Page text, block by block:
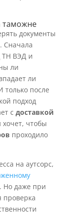
таможне
документы
Сначала
ТН ВЭД и
ли
ли
только после
подход
с доставкой
чтобы
проходило
на аутсорс,
. Но даже при
проверка